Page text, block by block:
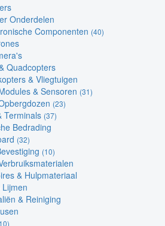
Onderdelen
Componenten (40)
Quadcopters
& Vliegtuigen
& Sensoren (31)
(23)
Terminals (37)
Bedrading
(32)
(10)
& Hulpmateriaal
& Reiniging